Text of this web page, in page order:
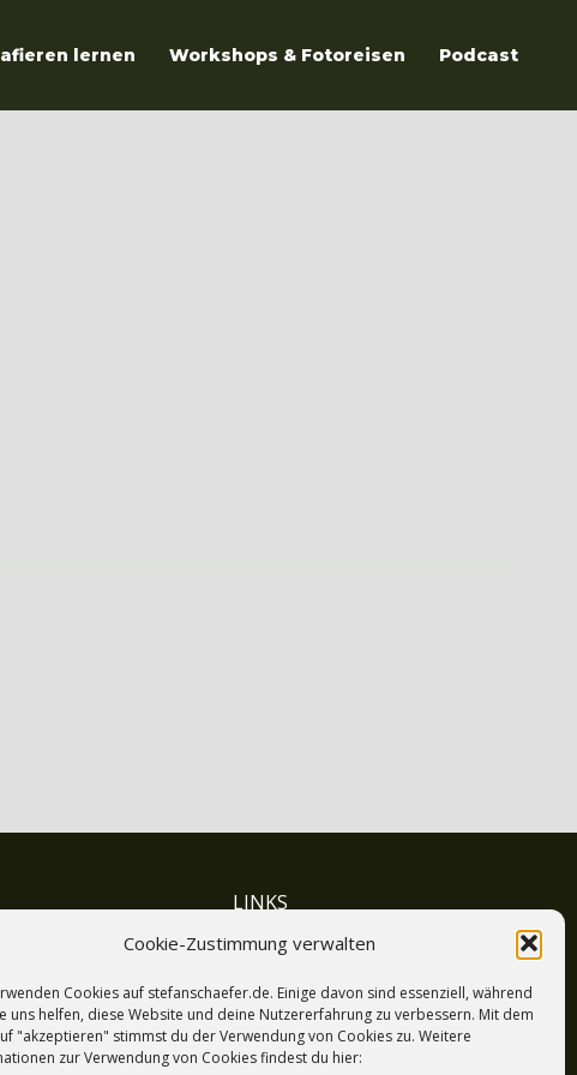
Cookie-Zustimmung verwalten
Cookies auf stefanschaefer.de. Einige davon sind essenziell, während
uns helfen, diese Website und deine Nutzererfahrung zu verbessern. Mit dem
"akzeptieren" stimmst du der Verwendung von Cookies zu. Weitere
zur Verwendung von Cookies findest du hier:
lernen Workshops & Fotoreisen Podcast
LINKS
Mein Profil
AGB
Cookie-Richtlinie (EU)